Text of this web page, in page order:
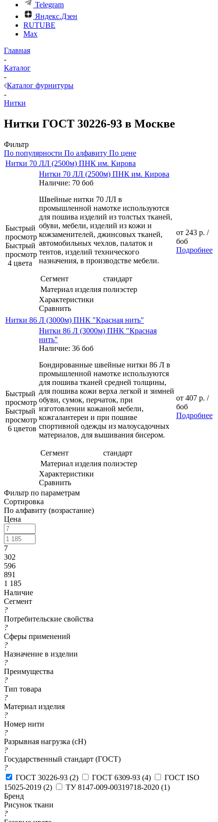
Telegram
Яндекс.Дзен
RUTUBE
Max
Главная
-
Каталог
-
Каталог фурнитуры
-
Нитки
Нитки ГОСТ 30226-93 в Москве
Фильтр
По популярности По алфавиту По цене
Нитки 70 ЛЛ (2500м) ПНК им. Кирова
Быстрый
просмотр
Быстрый
просмотр
4 цвета
Нитки 70 ЛЛ (2500м) ПНК им. Кирова
Наличие: 70 боб
Швейные нитки 70 ЛЛ в
промышленной намотке используются
для пошива изделий из толстых тканей,
обуви, мебели, изделий из кожи и
кожзаменителей, джинсовых тканей,
автомобильных чехлов, палаток и
тентов, изделий технического
назначения, в производстве мебели.
Сегмент
стандарт
Материал изделия полиэстер
Характеристики
Сравнить
от 243 р. /
боб
Подробнее
Нитки 86 Л (3000м) ПНК "Красная нить"
Быстрый
просмотр
Быстрый
просмотр
6 цветов
Нитки 86 Л (3000м) ПНК "Красная
нить"
Наличие: 36 боб
Бондированные швейные нитки 86 Л в
промышленной намотке используются
для пошива тканей средней толщины,
для пошива кожи верха легкой и зимней
обуви, сумок, перчаток, при
изготовлении кожаной мебели,
кожгалантереи и при пошиве
спортивной одежды из малоусадочных
материалов, для вышивания бисером.
Сегмент
стандарт
Материал изделия полиэстер
Характеристики
Сравнить
от 407 р. /
боб
Подробнее
Фильтр по параметрам
Сортировка
По алфавиту (возрастание)
Цена
7
302
596
891
1 185
Наличие
Сегмент
?
Потребительские свойства
?
Сферы применений
?
Назначение в изделии
?
Преимущества
?
Тип товара
?
Материал изделия
?
Номер нити
?
Разрывная нагрузка (сН)
?
Государственный стандарт (ГОСТ)
?
ГОСТ 30226-93 (2) ГОСТ 6309-93 (4)
ГОСТ ISO
15025-2019 (2) ТУ 8147-009-00319718-2020 (1)
Бренд
Рисунок ткани
?